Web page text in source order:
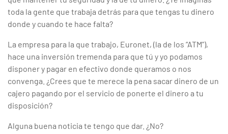
toda la gente que trabaja detrás para que tengas tu dinero
donde y cuando te hace falta?
La empresa para la que trabajo, Euronet, (la de los “ATM”),
hace una inversión tremenda para que tú y yo podamos
disponer y pagar en efectivo donde queramos o nos
convenga. ¿Crees que te merece la pena sacar dinero de un
cajero pagando por el servicio de ponerte el dinero a tu
disposición?
Alguna buena noticia te tengo que dar. ¿No?